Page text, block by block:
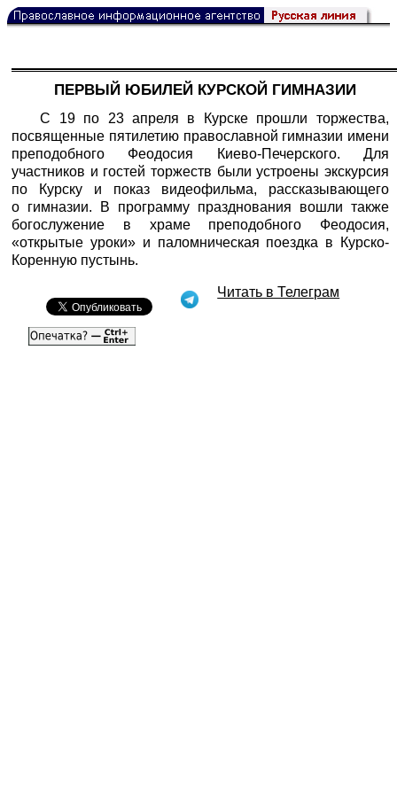
ПЕРВЫЙ ЮБИЛЕЙ КУРСКОЙ ГИМНАЗИИ
С 19 по 23 апреля в Курске прошли торжества,
посвященные пятилетию православной гимназии имени
преподобного Феодосия Киево-Печерского. Для
участников и гостей торжеств были устроены экскурсия
по Курску и показ видеофильма, рассказывающего
о гимназии. В программу празднования вошли также
богослужение в храме преподобного Феодосия,
«открытые уроки» и паломническая поездка в Курско-
Коренную пустынь.
Читать в Телеграм